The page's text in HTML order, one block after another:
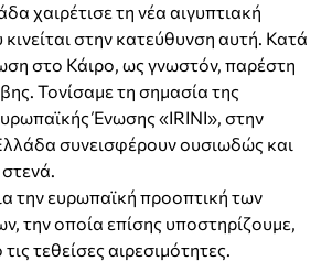
χαιρέτισε τη νέα αιγυπτιακή
στην κατεύθυνση αυτή. Κατά
στο Κάιρο, ως γνωστόν, παρέστη
Τονίσαμε τη σημασία της
Ένωσης «IRINI», στην
συνεισφέρουν ουσιωδώς και
την ευρωπαϊκή προοπτική των
την οποία επίσης υποστηρίζουμε,
τεθείσες αιρεσιμότητες.